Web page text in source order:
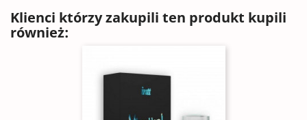
Klienci którzy zakupili ten produkt kupili
również: